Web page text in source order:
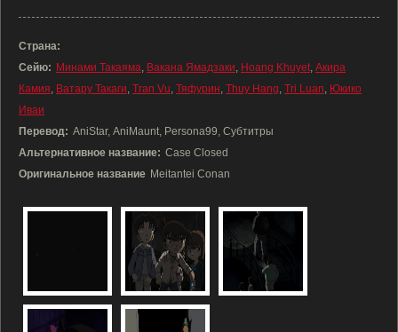
Страна:
Сейю: Минами Такаяма, Вакана Ямадзаки, Hoang Khuyet, Акира
Камия, Ватару Такаги, Tran Vu, Тяфурин, Thuy Hang, Tri Luan, Юкико
Иваи
Перевод: AniStar, AniMaunt, Persona99, Субтитры
Альтернативное название: Case Closed
Оригинальное название Meitantei Conan